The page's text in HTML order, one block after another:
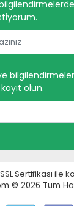
olun.
Sertifikası ile
© 2026 Tüm